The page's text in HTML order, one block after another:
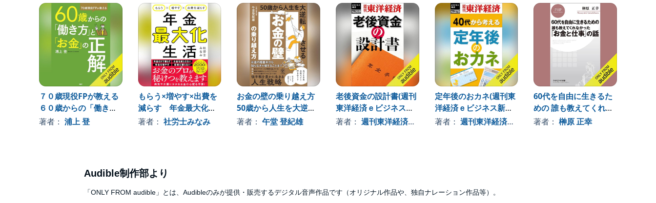
本タイトルには付属資料・PDFが用意されています。ご購入後、PCサイトのライブラリー、またはアプリ上
の「目次」からご確認ください。
７０歳現役FPが教える
６０歳からの「働き
方」と「お金」の正解
著者： 浦上 登
もらう×増やす×出費を
減らす 年金最大化生
活
著者： 社労士みなみ
お金の壁の乗り越え方
50歳から人生を大逆転
させる
著者：午堂 登紀雄
老後資金の設計書(週刊
東洋経済ｅビジネス新
書Ｎo.319)
著者： 週刊東洋経済編集部
定年後のおカネ(週刊東
洋経済ｅビジネス新書
Ｎo.273)
著者： 週刊東洋経済編集部
60代を自由に生きるた
めの 誰も教えてくれな
かった「お金と仕事」
著者：榊原 正幸
Audible制作部より
「ONLY FROM audible」とは、Audibleのみが提供・販売するデジタル音声作品です（オリジナル作品や、独自ナレーション作品等）。